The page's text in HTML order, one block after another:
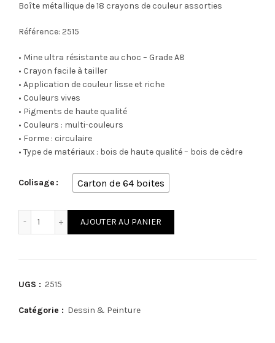
Boîte métallique de 18 crayons de couleur assorties
Référence: 2515
• Mine ultra résistante au choc – Grade A8
• Crayon facile à tailler
• Application de couleur lisse et riche
• Couleurs vives
• Pigments de haute qualité
• Couleurs : multi-couleurs
• Forme : circulaire
• Type de matériaux : bois de haute qualité – bois de cèdre
Colisage Carton de 64 boites
AJOUTER AU PANIER
UGS : 2515
Catégorie : Dessin & Peinture